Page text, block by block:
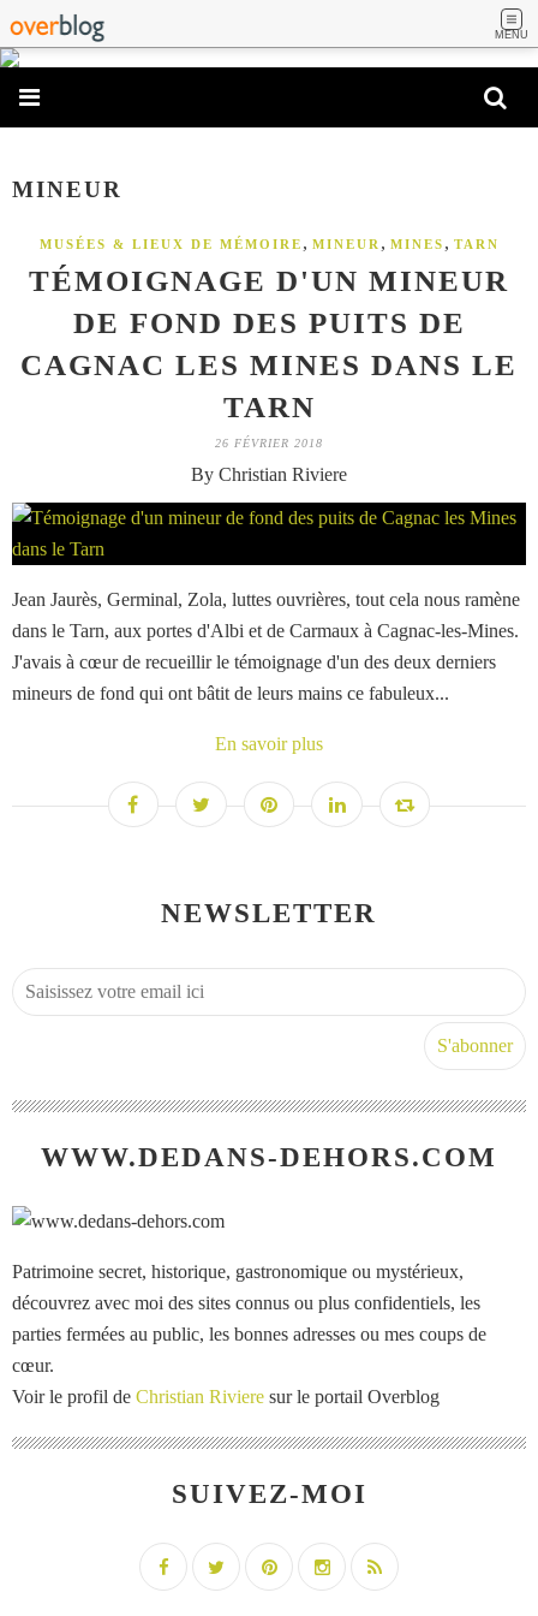
MENU
MINEUR
MUSÉES & LIEUX DE MÉMOIRE , MINEUR , MINES , TARN
TÉMOIGNAGE D'UN MINEUR
DE FOND DES PUITS DE
CAGNAC LES MINES DANS LE
TARN
26 FÉVRIER 2018
By Christian Riviere
Jean Jaurès, Germinal, Zola, luttes ouvrières, tout cela nous ramène
dans le Tarn, aux portes d'Albi et de Carmaux à Cagnac-les-Mines.
J'avais à cœur de recueillir le témoignage d'un des deux derniers
mineurs de fond qui ont bâtit de leurs mains ce fabuleux...
En savoir plus
NEWSLETTER
WWW.DEDANS-DEHORS.COM
Patrimoine secret, historique, gastronomique ou mystérieux,
découvrez avec moi des sites connus ou plus confidentiels, les
parties fermées au public, les bonnes adresses ou mes coups de
cœur.
Voir le profil de Christian Riviere sur le portail Overblog
SUIVEZ-MOI